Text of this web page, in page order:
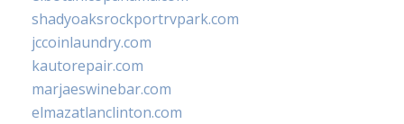
shadyoaksrockportrvpark.com
jccoinlaundry.com
kautorepair.com
marjaeswinebar.com
elmazatlanclinton.com